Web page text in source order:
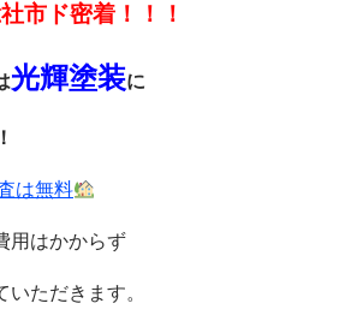
市ド密着！！！
光輝塗装に
は無料
用はかからず
ただきます。